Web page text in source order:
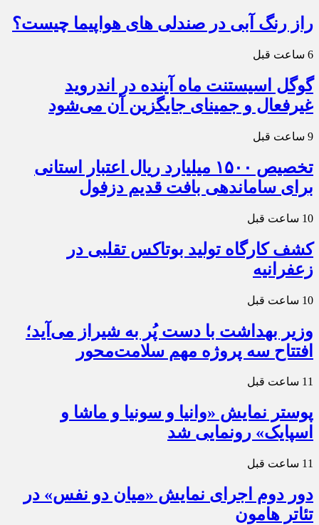
راز رنگ آبی در صندلی های هواپیما چیست؟
6 ساعت قبل
گوگل اسیستنت ماه آینده در اندروید
غیرفعال و جمینای جایگزین آن می‌شود
9 ساعت قبل
تخصیص ۱۵۰۰ میلیارد ریال اعتبار استانی
برای ساماندهی بافت قدیم دزفول
10 ساعت قبل
کشف کارگاه تولید بوتاکس تقلبی در
زعفرانیه
10 ساعت قبل
وزیر بهداشت با دست پُر به شیراز می‌آید؛
افتتاح سه پروژه مهم سلامت‌محور
11 ساعت قبل
پوستر نمایش «وانیا و سونیا و ماشا و
اسپایک» رونمایی شد
11 ساعت قبل
دور دوم اجرای نمایش «میان دو نفس» در
تئاتر هامون